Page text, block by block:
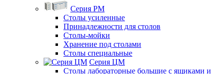
Серия РМ
Столы усиленные
Принадлежности для столов
Столы-мойки
Хранение под столами
Столы специальные
Серия ЦМ
Столы лабораторные большие с ящиками и